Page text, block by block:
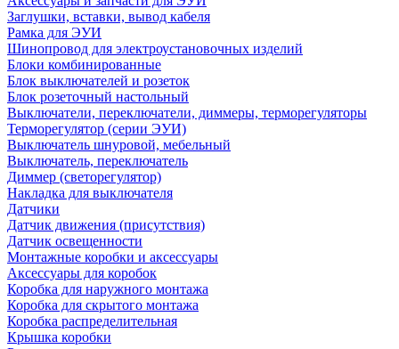
Заглушки, вставки, вывод кабеля
Рамка для ЭУИ
Шинопровод для электроустановочных изделий
Блоки комбинированные
Блок выключателей и розеток
Блок розеточный настольный
Выключатели, переключатели, диммеры, терморегуляторы
Терморегулятор (серии ЭУИ)
Выключатель шнуровой, мебельный
Выключатель, переключатель
Диммер (светорегулятор)
Накладка для выключателя
Датчики
Датчик движения (присутствия)
Датчик освещенности
Монтажные коробки и аксессуары
Аксессуары для коробок
Коробка для наружного монтажа
Коробка для скрытого монтажа
Коробка распределительная
Крышка коробки